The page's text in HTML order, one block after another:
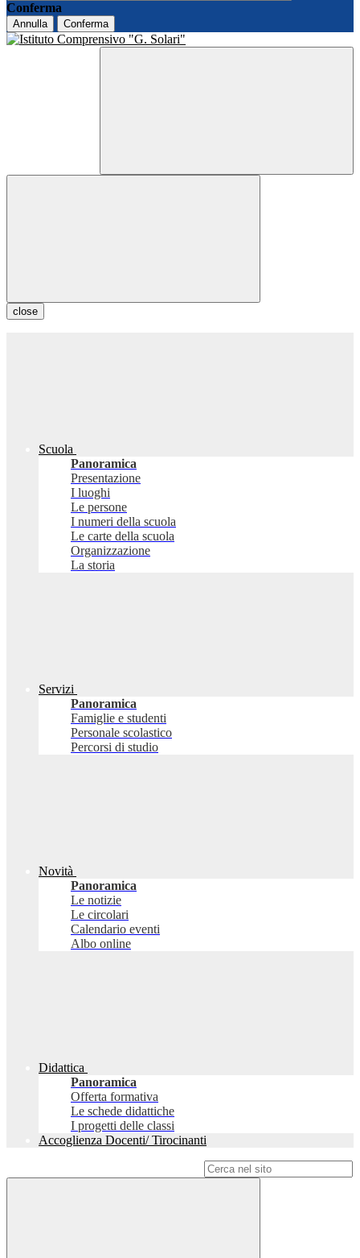
Conferma
Annulla Conferma
close
Scuola
Panoramica
Presentazione
I luoghi
Le persone
I numeri della scuola
Le carte della scuola
Organizzazione
La storia
Servizi
Panoramica
Famiglie e studenti
Personale scolastico
Percorsi di studio
Novità
Panoramica
Le notizie
Le circolari
Calendario eventi
Albo online
Didattica
Panoramica
Offerta formativa
Le schede didattiche
I progetti delle classi
Accoglienza Docenti/ Tirocinanti